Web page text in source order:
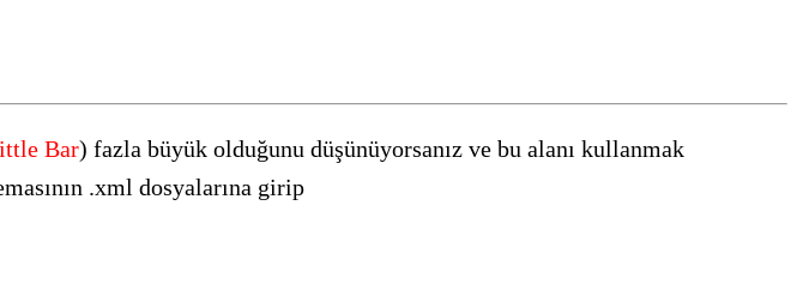
Bar) fazla büyük olduğunu düşünüyorsanız ve bu alanı kullanmak
.xml dosyalarına girip